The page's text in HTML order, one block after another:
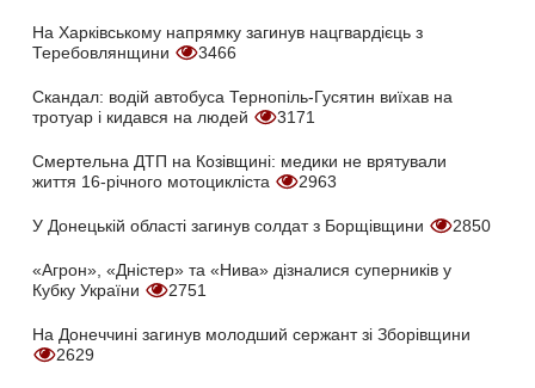
На Харківському напрямку загинув нацгвардієць з
Теребовлянщини
3466
Скандал: водій автобуса Тернопіль-Гусятин виїхав на
тротуар і кидався на людей
3171
Смертельна ДТП на Козівщині: медики не врятували
життя 16-річного мотоцикліста
2963
У Донецькій області загинув солдат з Борщівщини 2850
«Агрон», «Дністер» та «Нива» дізналися суперників у
Кубку України
2751
На Донеччині загинув молодший сержант зі Зборівщини
2629